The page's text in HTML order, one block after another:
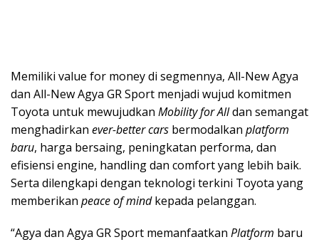
Memiliki value for money di segmennya, All-New Agya
dan All-New Agya GR Sport menjadi wujud komitmen
Toyota untuk mewujudkan Mobility for Alldan semangat
menghadirkan ever-better cars bermodalkan platform
baru, harga bersaing, peningkatan performa, dan
efisiensi engine, handling dan comfort yang lebih baik.
Serta dilengkapi dengan teknologi terkini Toyota yang
memberikan peace of mindkepada pelanggan.
“Agya dan Agya GR Sport memanfaatkan Platform baru